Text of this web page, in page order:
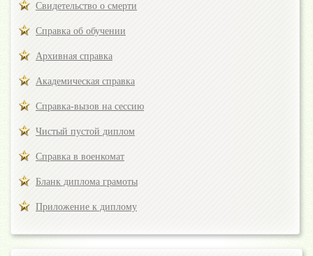
Свидетельство о смерти
Справка об обучении
Архивная справка
Академическая справка
Справка-вызов на сессию
Чистый пустой диплом
Справка в военкомат
Бланк диплома грамоты
Приложение к диплому